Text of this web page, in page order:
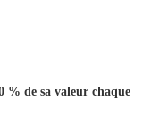
% de sa valeur chaque